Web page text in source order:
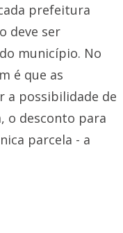
prefeitura
deve ser
município. No
é que as
a possibilidade de
o desconto para
parcela - a